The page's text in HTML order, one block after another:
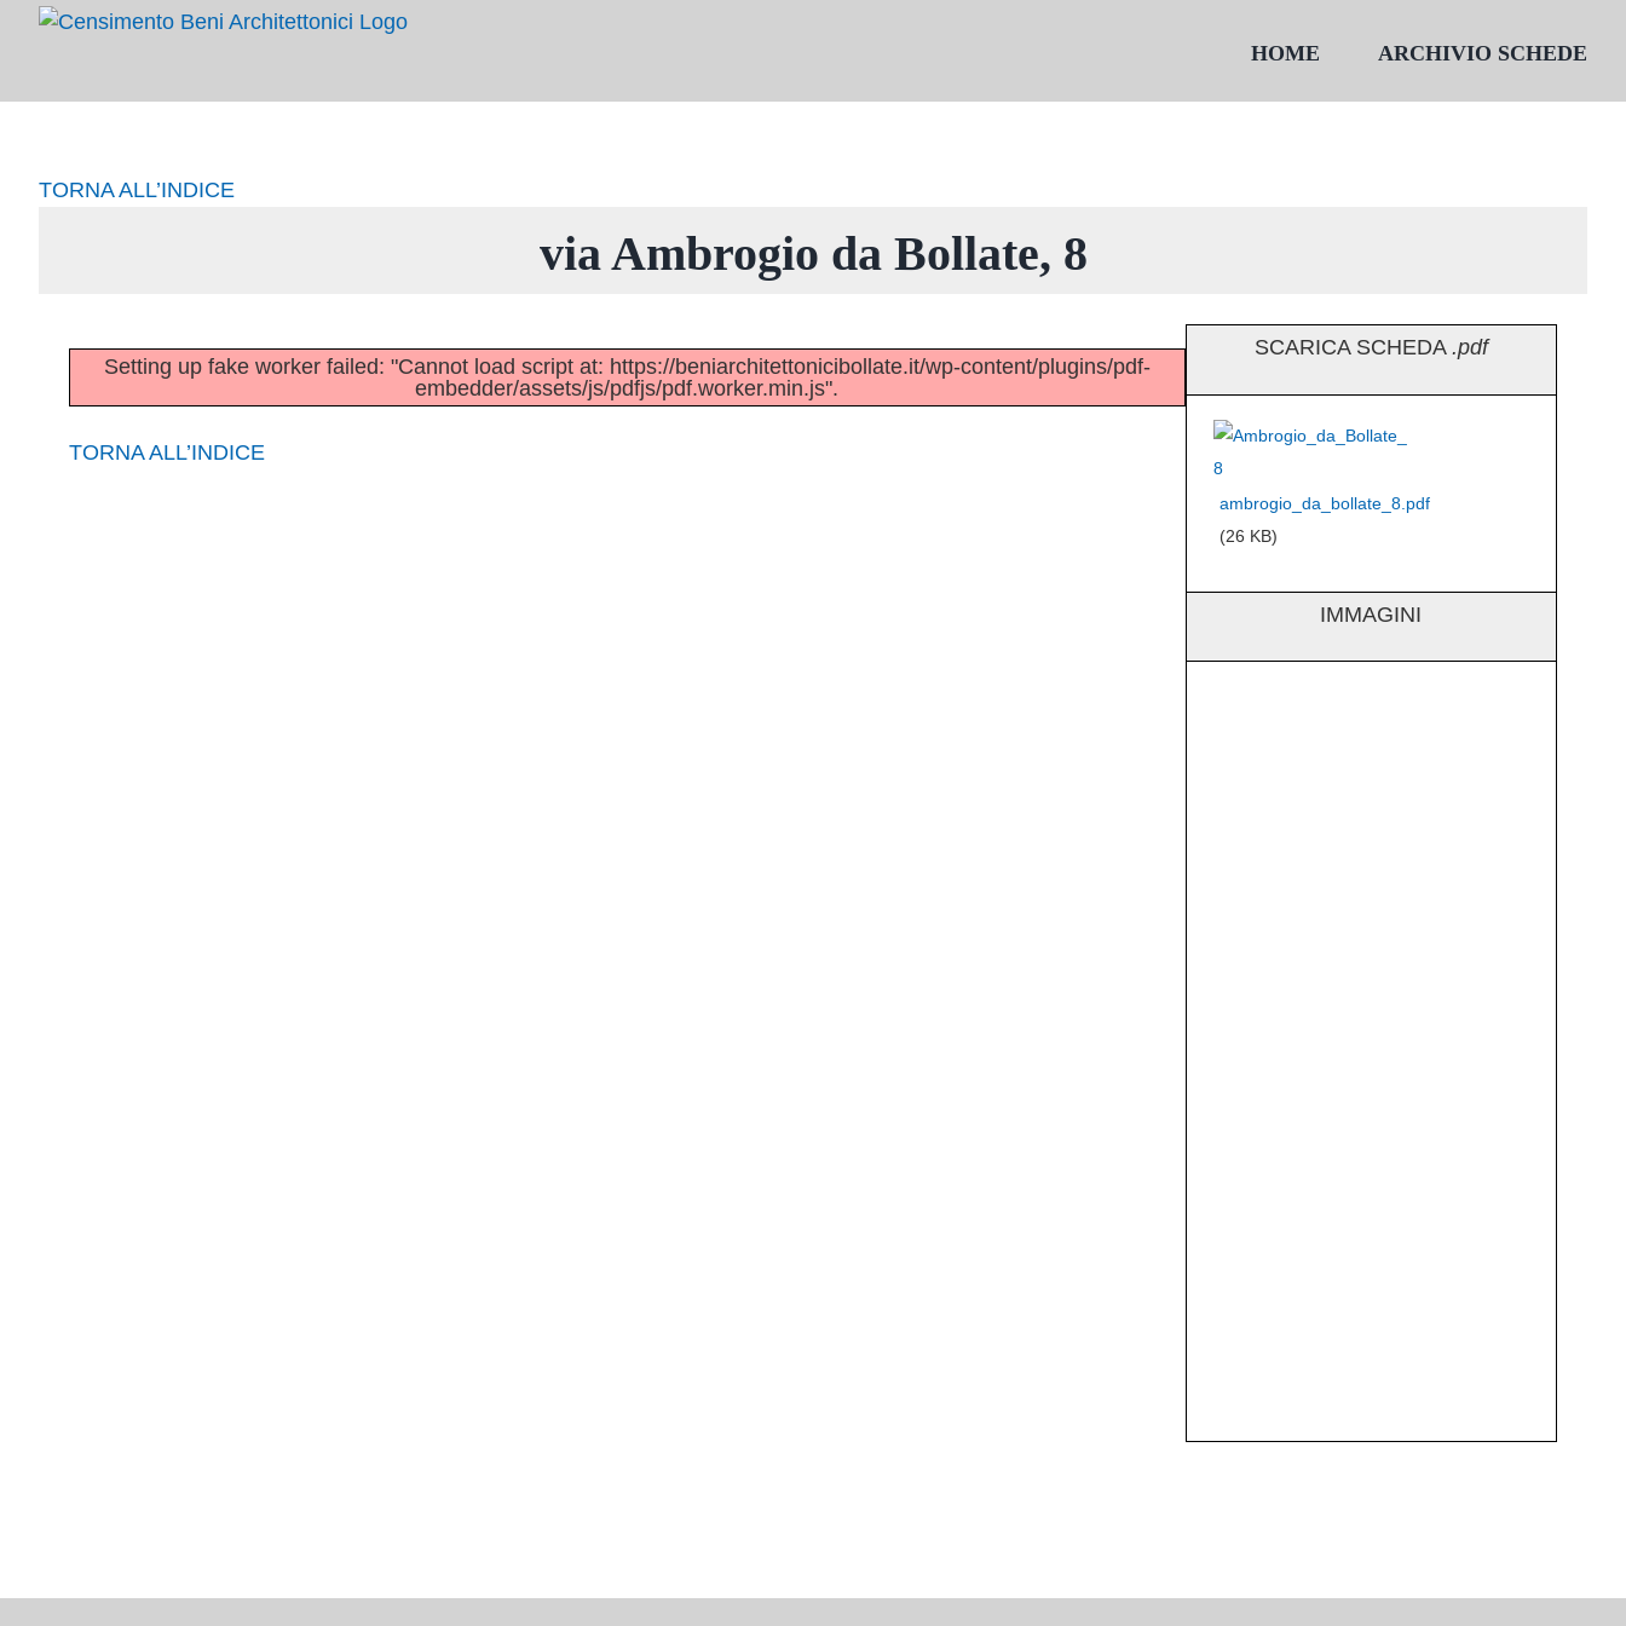
Salta
HOME ARCHIVIO SCHEDE
TORNA ALL’INDICE
via Ambrogio da Bollate, 8
Setting up fake worker failed: "Cannot load script at: https://beniarchitettonicibollate.it/wp-content/plugins/pdf-
embedder/assets/js/pdfjs/pdf.worker.min.js".
TORNA ALL’INDICE
SCARICA SCHEDA .pdf
ambrogio_da_bollate_8.pdf
(26 KB)
IMMAGINI